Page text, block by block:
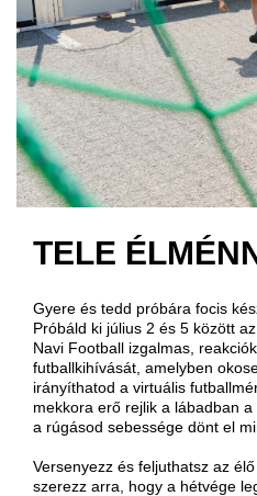
TELE
Gyere és tedd próbára focis
Próbáld ki július 2 és 5 között
Navi Football izgalmas,
futballkihívását, amelyben
irányíthatod a virtuális
mekkora erő rejlik a lábadban
a rúgásod sebessége dönt el
Versenyezz és feljuthatsz az
szerezz arra, hogy a hétvége